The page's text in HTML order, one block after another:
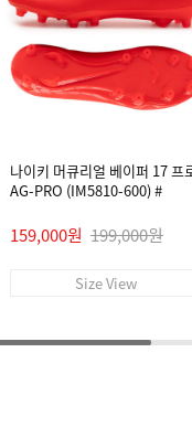
나이키 머큐리얼 베이퍼 17 프
AG-PRO (IM5810-600) #
159,000원 199,000원
Size View